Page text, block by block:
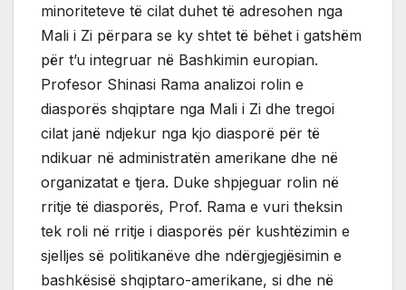
minoriteteve të cilat duhet të adresohen nga
Mali i Zi përpara se ky shtet të bëhet i gatshëm
për t’u integruar në Bashkimin europian.
Profesor Shinasi Rama analizoi rolin e
diasporës shqiptare nga Mali i Zi dhe tregoi
cilat janë ndjekur nga kjo diasporë për të
ndikuar në administratën amerikane dhe në
organizatat e tjera. Duke shpjeguar rolin në
rritje të diasporës, Prof. Rama e vuri theksin
tek roli në rritje i diasporës për kushtëzimin e
sjelljes së politikanëve dhe ndërgjegjësimin e
bashkësisë shqiptaro-amerikane, si dhe në